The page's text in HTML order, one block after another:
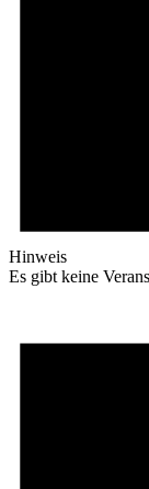
Hinweis
Es gibt keine